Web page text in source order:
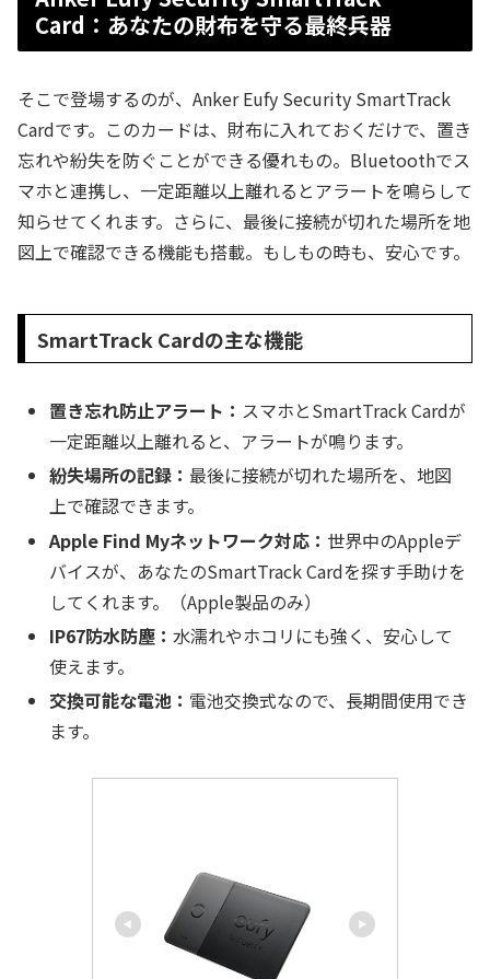
Card：あなたの財布を守る最終兵器
そこで登場するのが、Anker Eufy Security SmartTrack
Cardです。このカードは、財布に入れておくだけで、置き
忘れや紛失を防ぐことができる優れもの。Bluetoothでス
マホと連携し、一定距離以上離れるとアラートを鳴らして
知らせてくれます。さらに、最後に接続が切れた場所を地
図上で確認できる機能も搭載。もしもの時も、安心です。
SmartTrack Cardの主な機能
置き忘れ防止アラート： スマホとSmartTrack Cardが
一定距離以上離れると、アラートが鳴ります。
紛失場所の記録：最後に接続が切れた場所を、地図
上で確認できます。
Apple Find Myネットワーク対応： 世界中のAppleデ
バイスが、あなたのSmartTrack Cardを探す手助けを
してくれます。（Apple製品のみ）
IP67防水防塵：水濡れやホコリにも強く、安心して
使えます。
交換可能な電池： 電池交換式なので、長期間使用でき
ます。